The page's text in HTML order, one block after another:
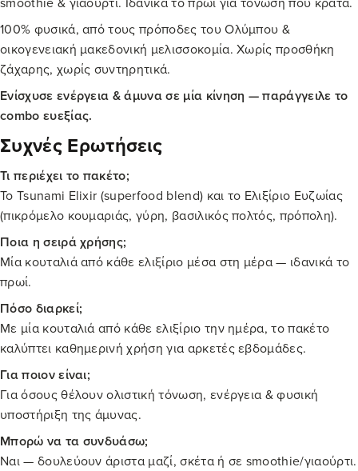
100% φυσικά, από τους πρόποδες του Ολύμπου &
οικογενειακή μακεδονική μελισσοκομία. Χωρίς προσθήκη
ζάχαρης, χωρίς συντηρητικά.
Ενίσχυσε ενέργεια & άμυνα σε μία κίνηση — παράγγειλε το
combo ευεξίας.
Συχνές Ερωτήσεις
Τι περιέχει το πακέτο;
Το Tsunami Elixir (superfood blend) και το Ελιξίριο Ευζωίας
(πικρόμελο κουμαριάς, γύρη, βασιλικός πολτός, πρόπολη).
Ποια η σειρά χρήσης;
Μία κουταλιά από κάθε ελιξίριο μέσα στη μέρα — ιδανικά το
πρωί.
Πόσο διαρκεί;
Με μία κουταλιά από κάθε ελιξίριο την ημέρα, το πακέτο
καλύπτει καθημερινή χρήση για αρκετές εβδομάδες.
Για ποιον είναι;
Για όσους θέλουν ολιστική τόνωση, ενέργεια & φυσική
υποστήριξη της άμυνας.
Μπορώ να τα συνδυάσω;
Ναι — δουλεύουν άριστα μαζί, σκέτα ή σε smoothie/γιαούρτι.